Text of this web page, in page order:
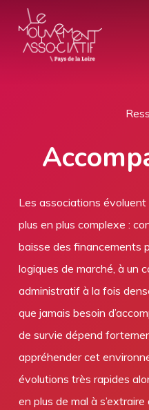
Les associations
plus en plus complexe :
baisse des financements
logiques de marché, à un
administratif à la fois
que jamais besoin
de survie dépend
appréhender cet
évolutions très rapides
en plus de mal à
Panneau de gestion des